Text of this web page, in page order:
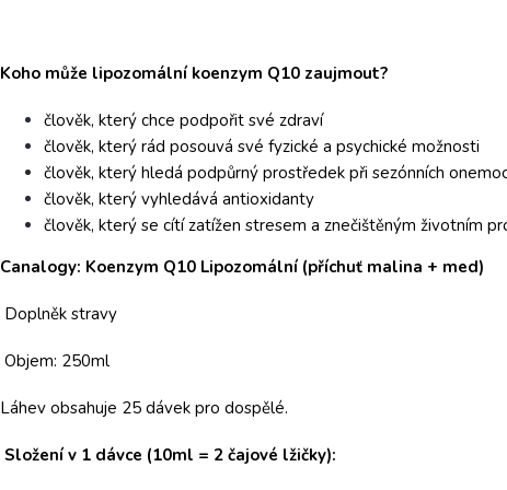
Koho může lipozomální koenzym Q10 zaujmout?
člověk, který chce podpořit své zdraví
člověk, který rád posouvá své fyzické a psychické možnosti
člověk, který hledá podpůrný prostředek při sezónních
člověk, který vyhledává antioxidanty
člověk, který se cítí zatížen stresem a znečištěným životním
Canalogy: Koenzym Q10 Lipozomální (příchuť malina + med)
Doplněk stravy
Objem: 250ml
Láhev obsahuje 25 dávek pro dospělé.
Složení v 1 dávce (10ml = 2 čajové lžičky):